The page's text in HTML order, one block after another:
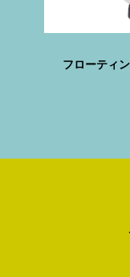
フローティ